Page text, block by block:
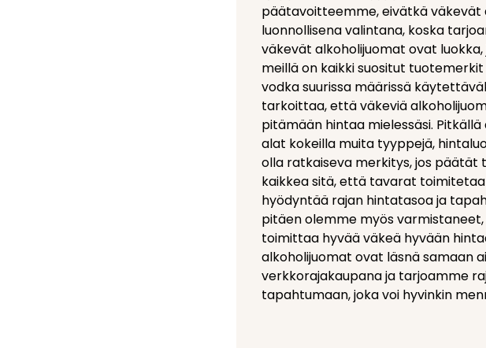
päätavoitteemme, eivätkä väkevät
luonnollisena valintana, koska
väkevät alkoholijuomat ovat
meillä on kaikki suositut tuotemerkit
vodka suurissa määrissä
tarkoittaa, että väkeviä
pitämään hintaa mielessäsi.
alat kokeilla muita tyyppejä,
olla ratkaiseva merkitys, jos
kaikkea sitä, että tavarat
hyödyntää rajan hintatasoa ja
pitäen olemme myös
toimittaa hyvää väkeä hyvään
alkoholijuomat ovat läsnä samaan
verkkorajakaupana ja tarjoamme
tapahtumaan, joka voi hyvinkin